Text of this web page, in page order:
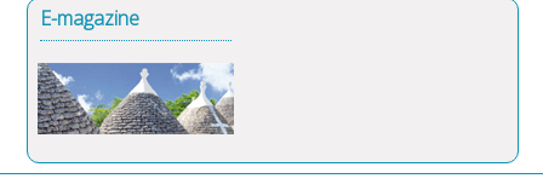
E-magazine